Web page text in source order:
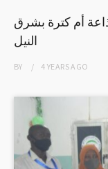
أم كترة بشرق
النيل
BY 4 YEARSAGO